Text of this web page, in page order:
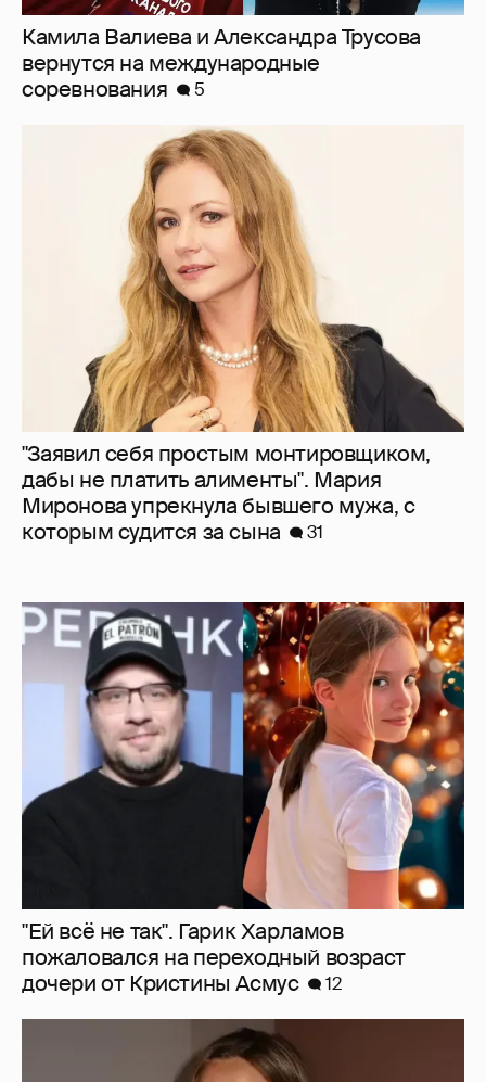
Камила Валиева и Александра Трусова
вернутся на международные
соревнования
5
"Заявил себя простым монтировщиком,
дабы не платить алименты". Мария
Миронова упрекнула бывшего мужа, с
которым судится за сына
31
"Ей всё не так". Гарик Харламов
пожаловался на переходный возраст
дочери от Кристины Асмус
12